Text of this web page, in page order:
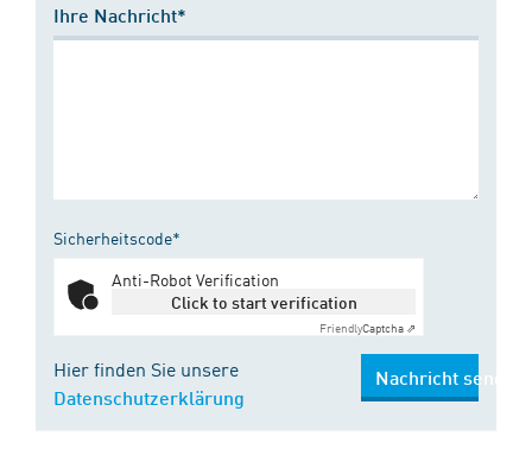
Ihre Nachricht*
Sicherheitscode*
Anti-Robot Verification
Click to start verification
FriendlyCaptcha ⇗
Hier finden Sie unsere
Datenschutzerklärung
Nachricht senden